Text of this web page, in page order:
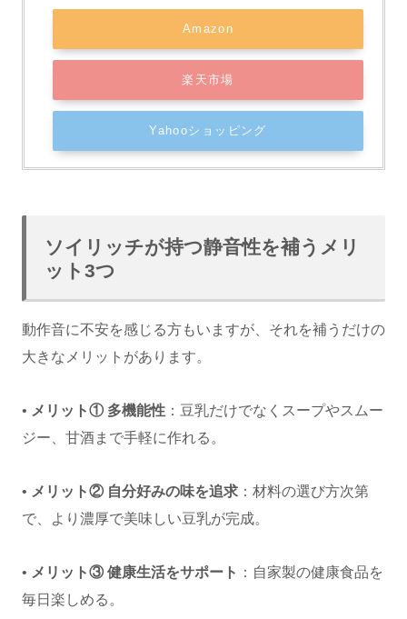
Amazon
楽天市場
Yahooショッピング
ソイリッチが持つ静音性を補うメリ
ット3つ
動作音に不安を感じる方もいますが、それを補うだけの
大きなメリットがあります。
• メリット① 多機能性 ：豆乳だけでなくスープやスムー
ジー、甘酒まで手軽に作れる。
• メリット② 自分好みの味を追求 ：材料の選び方次第
で、より濃厚で美味しい豆乳が完成。
• メリット③ 健康生活をサポート ：自家製の健康食品を
毎日楽しめる。